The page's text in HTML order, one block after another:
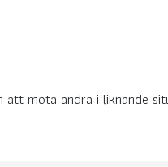
möta andra i liknande